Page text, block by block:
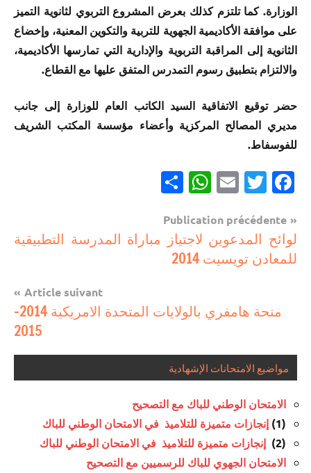
الوزارة. كما تلتزم كذلك بعرض المشروع التربوي لثانوية التميز
على موافقة الأكاديمية الجهوية للتربية والتكوين المعنية، وإخضاع
الثانوية إلى المراقبة التربوية والإدارية التي تمارسها الأكاديمية،
والالتزام بتطبيق رسوم التمدرس المتفق عليها مع القطاع.
حضر توقيع الاتفاقية السيد الكاتب العام للوزارة إلى جانب
مديري المصالح المركزية وأعضاء مؤسسة المكتب الشريف
للفوسفاط.
Facebook
Twitter
Email
WhatsApp
مستجدات
تربوية
Navigation
de
l’article
Publication précédente
لوائح المدعوين لاجتياز مباراة المدرسة التطبيقية
للمعادن تويسيت 2014
Article suivant
منحة هامفري بالولايات المتحدة الامريكية 2014-
2015
مواضيع الامتحانات الإشهادية
الامتحان الوطني للباك مع التصحيح
(1)
إنجازات متميزة للتلاميذ في الامتحان الوطني للباك
(2)
إنجازات متميزة للتلاميذ في الامتحان الوطني للباك
الامتحان الجهوي للباك للرسميين مع التصحيح